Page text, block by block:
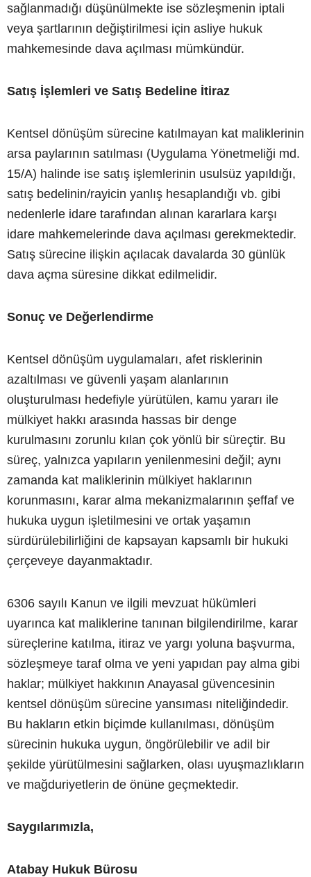
sağlanmadığı düşünülmekte ise sözleşmenin iptali
veya şartlarının değiştirilmesi için asliye hukuk
mahkemesinde dava açılması mümkündür.
Satış İşlemleri ve Satış Bedeline İtiraz
Kentsel dönüşüm sürecine katılmayan kat maliklerinin
arsa paylarının satılması (Uygulama Yönetmeliği md.
15/A) halinde ise satış işlemlerinin usulsüz yapıldığı,
satış bedelinin/rayicin yanlış hesaplandığı vb. gibi
nedenlerle idare tarafından alınan kararlara karşı
idare mahkemelerinde dava açılması gerekmektedir.
Satış sürecine ilişkin açılacak davalarda 30 günlük
dava açma süresine dikkat edilmelidir.
Sonuç ve Değerlendirme
Kentsel dönüşüm uygulamaları, afet risklerinin
azaltılması ve güvenli yaşam alanlarının
oluşturulması hedefiyle yürütülen, kamu yararı ile
mülkiyet hakkı arasında hassas bir denge
kurulmasını zorunlu kılan çok yönlü bir süreçtir. Bu
süreç, yalnızca yapıların yenilenmesini değil; aynı
zamanda kat maliklerinin mülkiyet haklarının
korunmasını, karar alma mekanizmalarının şeffaf ve
hukuka uygun işletilmesini ve ortak yaşamın
sürdürülebilirliğini de kapsayan kapsamlı bir hukuki
çerçeveye dayanmaktadır.
6306 sayılı Kanun ve ilgili mevzuat hükümleri
uyarınca kat maliklerine tanınan bilgilendirilme, karar
süreçlerine katılma, itiraz ve yargı yoluna başvurma,
sözleşmeye taraf olma ve yeni yapıdan pay alma gibi
haklar; mülkiyet hakkının Anayasal güvencesinin
kentsel dönüşüm sürecine yansıması niteliğindedir.
Bu hakların etkin biçimde kullanılması, dönüşüm
sürecinin hukuka uygun, öngörülebilir ve adil bir
şekilde yürütülmesini sağlarken, olası uyuşmazlıkların
ve mağduriyetlerin de önüne geçmektedir.
Saygılarımızla,
Atabay Hukuk Bürosu